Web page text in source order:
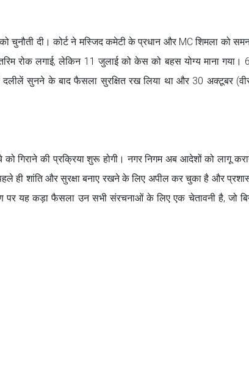
दी। कोर्ट ने मस्जिद कमेटी के प्रधान और MC शिमला को समन
रोक लगाई, लेकिन 11 जुलाई को केस को बहस योग्य माना गया।
दलीलें सुनने के बाद फैसला सुरक्षित रख लिया था और 30 अक्टूबर
गिराने की प्रक्रिया शुरू होगी। नगर निगम अब आदेशों को लागू
ही शांति और सुरक्षा बनाए रखने के लिए अपील कर चुका है और
पर यह कड़ा फैसला उन सभी संरचनाओं के लिए एक चेतावनी है, जो